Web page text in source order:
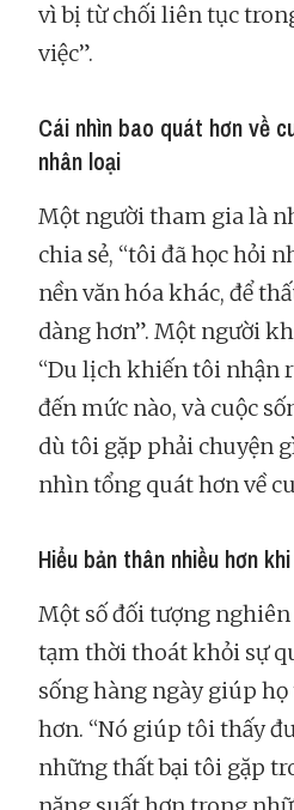
vì bị từ chối liên tục
việc”.
Cái nhìn bao quát hơn về
nhân loại
Một người tham gia là
chia sẻ, “tôi đã học hỏi
nền văn hóa khác, để
dàng hơn”. Một người
“Du lịch khiến tôi nhận
đến mức nào, và cuộc
dù tôi gặp phải chuyện
nhìn tổng quát hơn về
Hiểu bản thân nhiều hơn
Một số đối tượng
tạm thời thoát khỏi sự
sống hàng ngày giúp
hơn. “Nó giúp tôi thấy
những thất bại tôi gặp